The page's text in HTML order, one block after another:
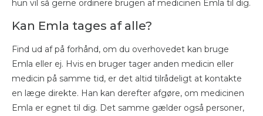
hun vil så gerne ordinere brugen af ​​medicinen Emla til dig.
Kan Emla tages af alle?
Find ud af på forhånd, om du overhovedet kan bruge
Emla eller ej. Hvis en bruger tager anden medicin eller
medicin på samme tid, er det altid tilrådeligt at kontakte
en læge direkte. Han kan derefter afgøre, om medicinen
Emla er egnet til dig. Det samme gælder også personer,